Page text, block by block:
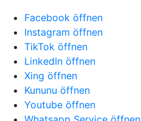
Facebook öffnen
Instagram öffnen
TikTok öffnen
LinkedIn öffnen
Xing öffnen
Kununu öffnen
Youtube öffnen